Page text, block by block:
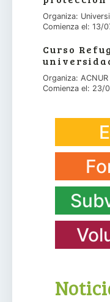
Organiza:
Comienza el: 13/
Curso
Organiza:
Comienza el: 23/